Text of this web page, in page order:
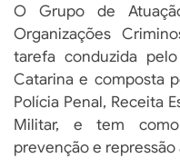
O Grupo de
Organizações
tarefa conduzida
Catarina e composta
Polícia Penal, Receita
Militar, e tem
prevenção e